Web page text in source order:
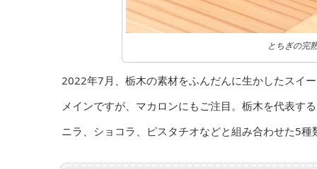
とちぎの完
2022年7月、栃木の素材をふんだんに生かしたスイ
メインですが、マカロンにもご注目。栃木を代表す
ニラ、ショコラ、ピスタチオなどと組み合わせた5